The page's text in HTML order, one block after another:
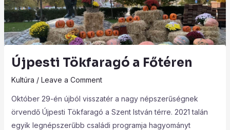
Újpesti Tökfaragó a Főtéren
Kultúra / Leave a Comment
Október 29-én újból visszatér a nagy népszerűségnek
örvendő Újpesti Tökfaragó a Szent István térre. 2021 talán
egyik legnépszerűbb családi programja hagyományt